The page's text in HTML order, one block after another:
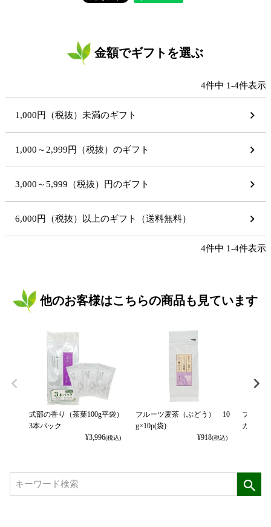
金額でギフトを選ぶ
4件中 1-4件表示
1,000円（税抜）未満のギフト
1,000～2,999円（税抜）のギフト
3,000～5,999（税抜）円のギフト
6,000円（税抜）以上のギフト（送料無料）
4件中 1-4件表示
他のお客様はこちらの商品も見ています
式部の香り（茶葉100g平袋）
3本パック
¥3,996(税込)
フルーツ麦茶（ぶどう） 10
g×10p(袋)
¥918(税込)
フルー
カット